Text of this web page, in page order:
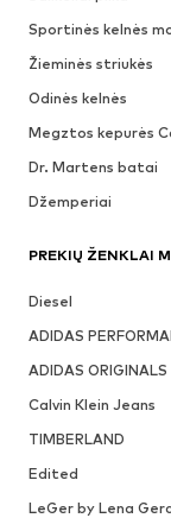
Sportinės kelnės
Žieminės striukės
Odinės kelnės
Megztos kepurės
Dr. Martens batai
Džemperiai
PREKIŲ ŽENKLAI
Diesel
ADIDAS
ADIDAS ORIGINALS
Calvin Klein Jeans
TIMBERLAND
Edited
LeGer by Lena